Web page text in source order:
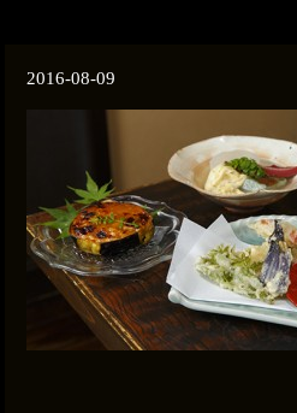
2016-08-09